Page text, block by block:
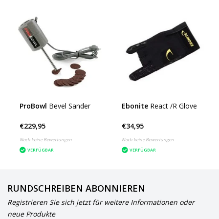
ProBowl Bevel Sander
€229,95
Noch keine Bewertungen
VERFÜGBAR
Ebonite React /R Glove
€34,95
Noch keine Bewertungen
VERFÜGBAR
RUNDSCHREIBEN ABONNIEREN
Registrieren Sie sich jetzt für weitere Informationen oder
neue Produkte